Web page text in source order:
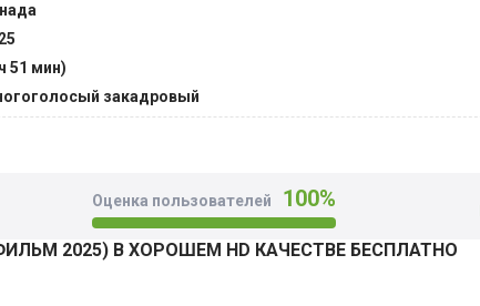
51 мин)
закадровый
Оценка пользователей 100%
2025) В ХОРОШЕМ HD КАЧЕСТВЕ БЕСПЛАТНО